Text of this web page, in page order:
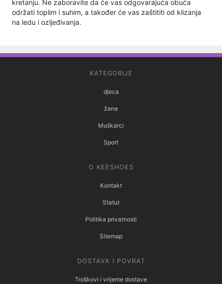
kretanju. Ne zaboravite da će vas odgovarajuća obuća
održati toplim i suhim, a također će vas zaštititi od klizanja
na ledu i ozljeđivanja.
KATEGORIJE
djeca
žene
Muškarci
Sport
O KEESHOES
Kontakt
Statut
Politika privatnosti
Sitemap
DOSTAVA I POVRAT
Troškovi i vrijeme dostave